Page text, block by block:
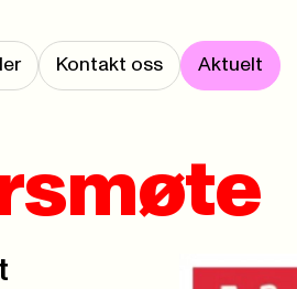
Kontakt oss Aktuelt